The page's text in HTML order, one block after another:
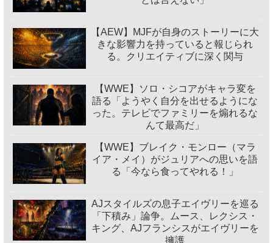
【AEW】MJFが自身のストーリーに大
きな影響力を持っていると報じられ
る。クリエイティブに深く関与
【WWE】ソロ・シコアがキャラ変を
語る「ようやく自分を出せるようにな
った。テレビでファミリーを煽れるな
んて最高だ」
【WWE】ブレイク・モンロー（マラ
イア・メイ）がジュリアへの思いを語
る「今なら食ってやれる！」
AJスタイルズの息子エイヴリーを巡る
「下積み」論争。ムース、レクシス・
キング、AJフランシスがエイヴリーを
擁護